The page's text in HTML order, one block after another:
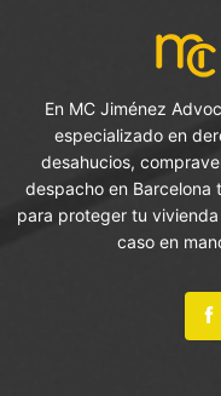
En MC Jiménez
especializado en
desahucios,
despacho en Barcelona
para proteger tu
caso en